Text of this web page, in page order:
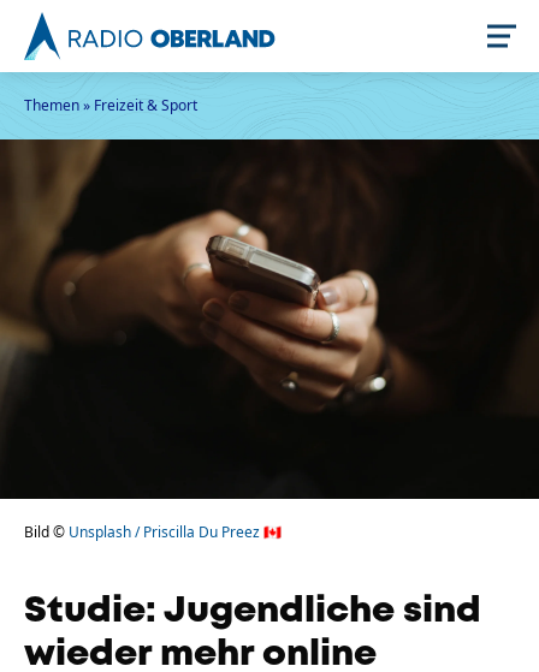
Stellenangebote
Wandern
Team
Themen» Freizeit & Sport
Bild © Unsplash / Priscilla Du Preez 🇨🇦
Studie: Jugendliche sind
wieder mehr online